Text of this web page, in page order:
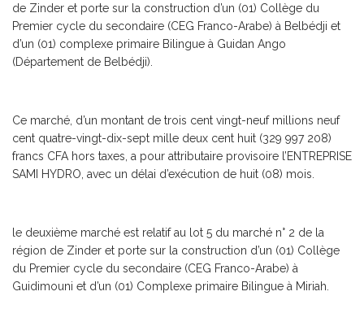
de Zinder et porte sur la construction d’un (01) Collège du
Premier cycle du secondaire (CEG Franco-Arabe) à Belbédji et
d’un (01) complexe primaire Bilingue à Guidan Ango
(Département de Belbédji).
Ce marché, d’un montant de trois cent vingt-neuf millions neuf
cent quatre-vingt-dix-sept mille deux cent huit (329 997 208)
francs CFA hors taxes, a pour attributaire provisoire l’ENTREPRISE
SAMI HYDRO, avec un délai d’exécution de huit (08) mois.
le deuxième marché est relatif au lot 5 du marché n° 2 de la
région de Zinder et porte sur la construction d’un (01) Collège
du Premier cycle du secondaire (CEG Franco-Arabe) à
Guidimouni et d’un (01) Complexe primaire Bilingue à Miriah.